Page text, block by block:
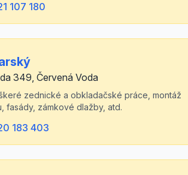
107 180
349, Červená Voda
zednické a obkladačské práce, montáž
fasády, zámkové dlažby, atd.
183 403